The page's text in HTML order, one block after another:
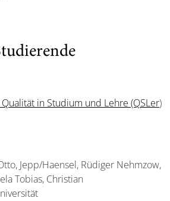
in Studium und Lehre (QSLer)
Jepp/Haensel, Rüdiger Nehmzow,
Tobias, Christian